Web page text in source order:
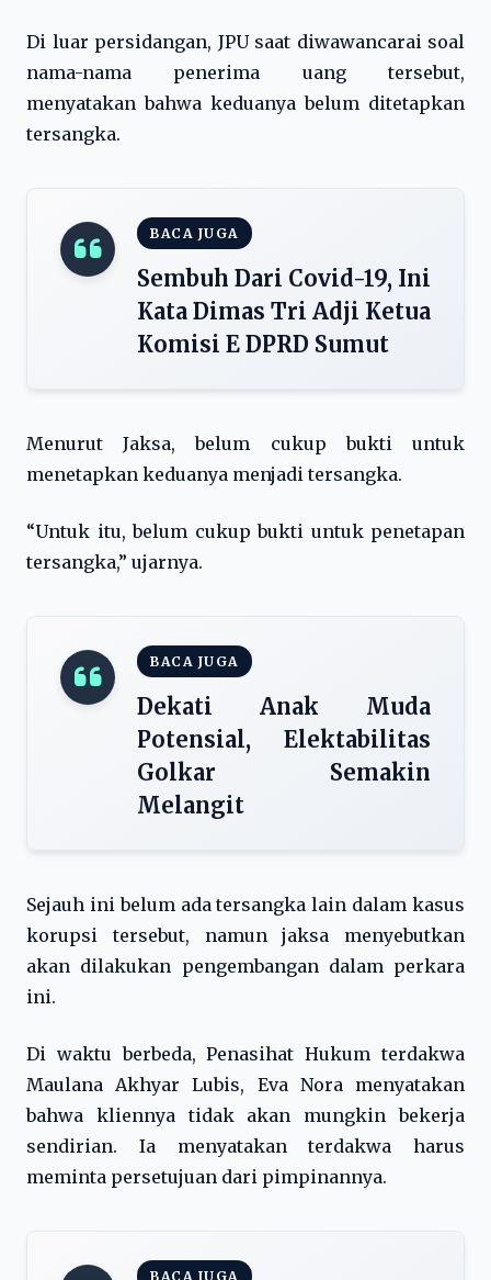
Di luar persidangan, JPU saat diwawancarai soal
nama-nama penerima uang tersebut,
menyatakan bahwa keduanya belum ditetapkan
tersangka.
BACA JUGA
Sembuh Dari Covid-19, Ini
Kata Dimas Tri Adji Ketua
Komisi E DPRD Sumut
Menurut Jaksa, belum cukup bukti untuk
menetapkan keduanya menjadi tersangka.
“Untuk itu, belum cukup bukti untuk penetapan
tersangka,” ujarnya.
BACA JUGA
Dekati Anak Muda
Potensial, Elektabilitas
Golkar Semakin
Melangit
Sejauh ini belum ada tersangka lain dalam kasus
korupsi tersebut, namun jaksa menyebutkan
akan dilakukan pengembangan dalam perkara
ini.
Di waktu berbeda, Penasihat Hukum terdakwa
Maulana Akhyar Lubis, Eva Nora menyatakan
bahwa kliennya tidak akan mungkin bekerja
sendirian. Ia menyatakan terdakwa harus
meminta persetujuan dari pimpinannya.
BACA JUGA